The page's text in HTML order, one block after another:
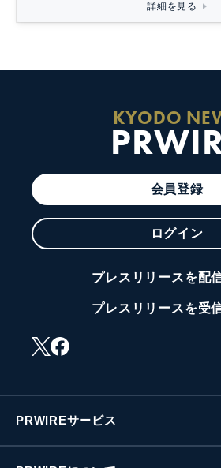
詳細を見る
KYODO
会員登録
ログイン
プレスリリースを配
プレスリリースを受
PRWIREサービス